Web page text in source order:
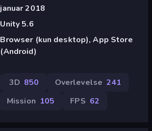
januar 2018
Unity 5.6
Browser (kun desktop), App Store
(Android)
3D 850 Overlevelse 241
Mission 105 FPS 62